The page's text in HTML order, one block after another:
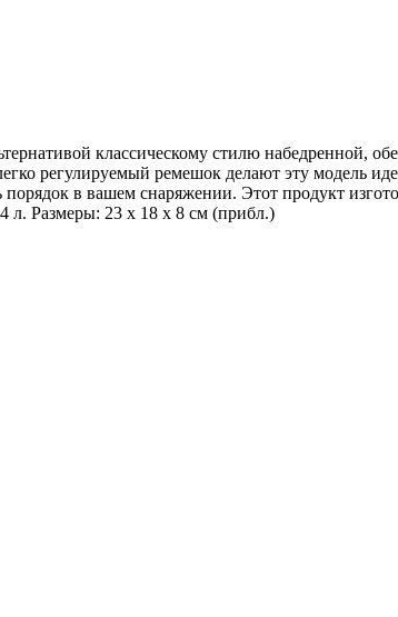
классическому стилю набедренной,
регулируемый ремешок делают эту модель
в вашем снаряжении. Этот продукт
л. Размеры: 23 х 18 х 8 см (прибл.)